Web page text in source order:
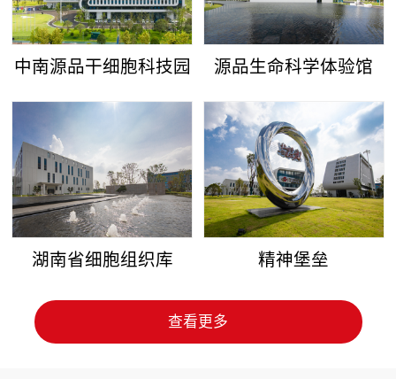
中南源品干细胞科技园 源品生命科学体验馆
湖南省细胞组织库 精神堡垒
查看更多